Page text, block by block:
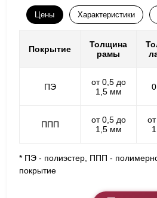
Цены Характеристики
Покрытие
Толщина
рамы
ПЭ
от 0,5 до
1,5 мм
ППП
от 0,5 до
1,5 мм
* ПЭ - полиэстер, ППП -
покрытие